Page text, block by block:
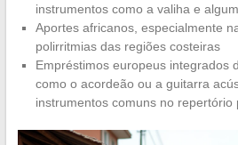
instrumentos como a valiha e
Aportes africanos, especialmente
polirritmias das regiões costeiras
Empréstimos europeus integrados
como o acordeão ou a guitarra
instrumentos comuns no repertório